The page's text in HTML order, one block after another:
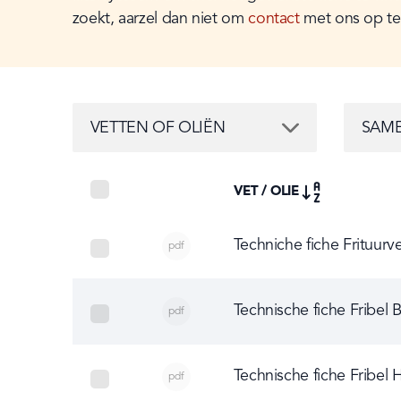
zoekt, aarzel dan niet om contact met ons op
VETTEN OF OLIËN
SELECT ROW
VET / OLIE
select Techniche fiche Frituurvet Fribel
pdf Techniche fiche
select Technische fiche Fribel Bofri
pdf Technische fiche Fribel
select Technische fiche Fribel Halal Mix
pdf Technische fiche Fribel